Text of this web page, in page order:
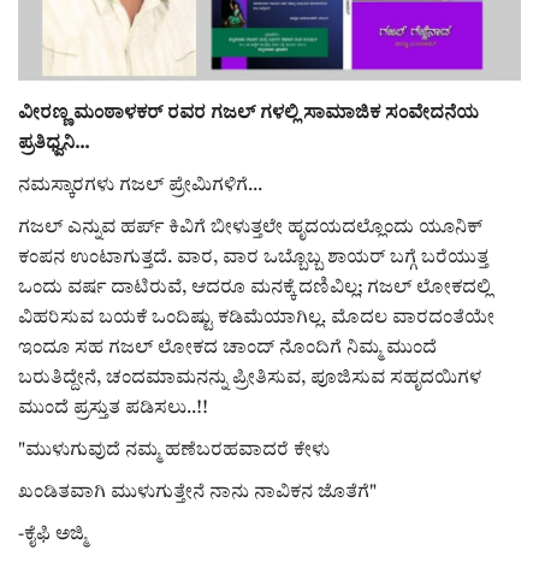
ರಾಜಕೀಯ
ಸುದ್ದಿ
e-paper (ಇ–ಪೇಪರ್‌)
ಪುಸ್ತಕ ಪರಿಚಯ
ಅಂಕಣ
ಸಾಧಕರ ಪರಿಚಯ
ಪತ್ರಕರ್ತರ ಪರಿಚಯ
ಸಂಪಾದಕೀಯ
ಕವನ
ವೀರಣ್ಣ ಮಂಠಾಳಕರ್ ರವರ ಗಜಲ್ ಗಳಲ್ಲಿ ಸಾಮಾಜಿಕ ಸಂವೇದನೆಯ
ಪ್ರತಿಧ್ವನಿ...
ನಮಸ್ಕಾರಗಳು ಗಜಲ್ ಪ್ರೇಮಿಗಳಿಗೆ...
ಗಜಲ್ ಎನ್ನುವ ಹರ್ಪ್ ಕಿವಿಗೆ ಬೀಳುತ್ತಲೇ ಹೃದಯದಲ್ಲೊಂದು ಯೂನಿಕ್
ಕಂಪನ ಉಂಟಾಗುತ್ತದೆ. ವಾರ, ವಾರ ಒಬ್ಬೊಬ್ಬ ಶಾಯರ್ ಬಗ್ಗೆ ಬರೆಯುತ್ತ
ಒಂದು ವರ್ಷ ದಾಟಿರುವೆ, ಆದರೂ ಮನಕ್ಕೆ ದಣಿವಿಲ್ಲ; ಗಜಲ್ ಲೋಕದಲ್ಲಿ
ವಿಹರಿಸುವ ಬಯಕೆ ಒಂದಿಷ್ಟು ಕಡಿಮೆಯಾಗಿಲ್ಲ. ಮೊದಲ ವಾರದಂತೆಯೇ
ಇಂದೂ ಸಹ ಗಜಲ್ ಲೋಕದ ಚಾಂದ್ ನೊಂದಿಗೆ ನಿಮ್ಮ ಮುಂದೆ
ಬರುತಿದ್ದೇನೆ, ಚಂದಮಾಮನನ್ನು ಪ್ರೀತಿಸುವ, ಪೂಜಿಸುವ ಸಹೃದಯಿಗಳ
ಮುಂದೆ ಪ್ರಸ್ತುತ ಪಡಿಸಲು..!!
"ಮುಳುಗುವುದೆ ನಮ್ಮ ಹಣೆಬರಹವಾದರೆ ಕೇಳು
ಖಂಡಿತವಾಗಿ ಮುಳುಗುತ್ತೇನೆ ನಾನು ನಾವಿಕನ ಜೊತೆಗೆ"
-ಕೈಫಿ ಅಜ್ಮಿ